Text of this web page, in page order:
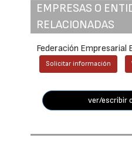
EMPRESAS O
RELACIONADAS
Federación Empresarial
Solicitar información
ver/escribir